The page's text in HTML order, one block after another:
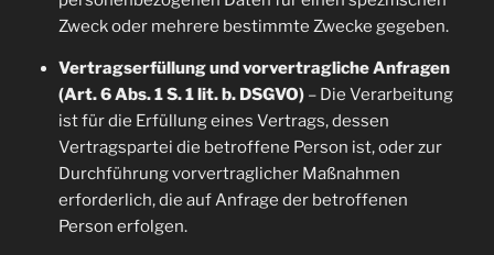
Zweck oder mehrere bestimmte Zwecke gegeben.
Vertragserfüllung und vorvertragliche Anfragen
(Art. 6 Abs. 1 S. 1 lit. b. DSGVO)– Die Verarbeitung
ist für die Erfüllung eines Vertrags, dessen
Vertragspartei die betroffene Person ist, oder zur
Durchführung vorvertraglicher Maßnahmen
erforderlich, die auf Anfrage der betroffenen
Person erfolgen.